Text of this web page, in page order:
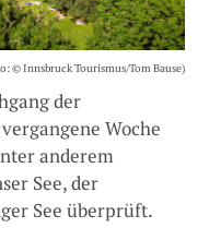
© Innsbruck Tourismus/Tom Bause)
der
Woche
anderem
See, der
See überprüft.